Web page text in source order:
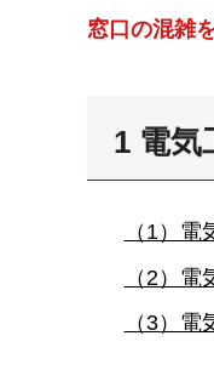
窓口の混雑
1 電気
（1）
（2）
（3）